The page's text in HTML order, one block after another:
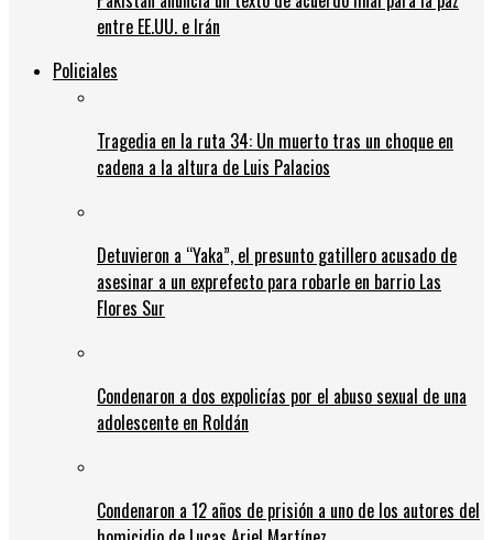
entre EE.UU. e Irán
Policiales
Tragedia en la ruta 34: Un muerto tras un choque en
cadena a la altura de Luis Palacios
Detuvieron a “Yaka”, el presunto gatillero acusado de
asesinar a un exprefecto para robarle en barrio Las
Flores Sur
Condenaron a dos expolicías por el abuso sexual de una
adolescente en Roldán
Condenaron a 12 años de prisión a uno de los autores del